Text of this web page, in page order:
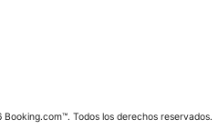
Todos los derechos reservados.